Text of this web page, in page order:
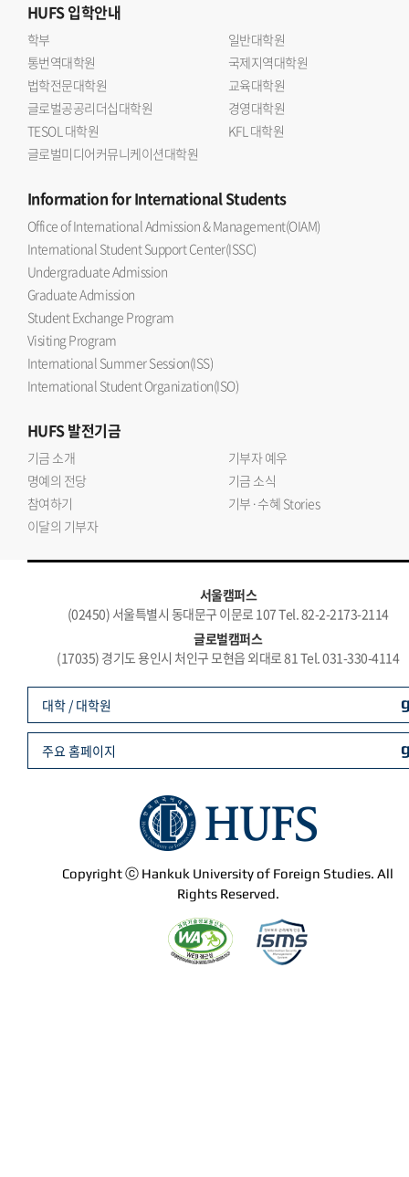
HUFS입학안내
학부
일반대학원
통번역대학원
국제지역대학원
법학전문대학원
교육대학원
글로벌공공리더십대학원
경영대학원
TESOL 대학원
KFL 대학원
글로벌미디어커뮤니케이션대학원
Informationfor International Students
Office of International Admission & Management(OIAM)
International Student Support Center(ISSC)
Undergraduate Admission
Graduate Admission
Student Exchange Program
Visiting Program
International Summer Session(ISS)
International Student Organization(ISO)
HUFS발전기금
기금 소개
기부자 예우
명예의 전당
기금 소식
참여하기
기부·수혜 Stories
이달의 기부자
서울캠퍼스
(02450) 서울특별시 동대문구 이문로 107 Tel. 82-2-2173-2114
글로벌캠퍼스
(17035) 경기도 용인시 처인구 모현읍 외대로 81 Tel. 031-330-4114
Copyright ⓒ Hankuk University of Foreign Studies. All
Rights Reserved.
대학 / 대학원
주요 홈페이지